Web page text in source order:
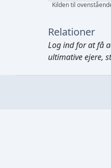
Kilden til
Relationer
Log indfor at få
ultimative ejere,